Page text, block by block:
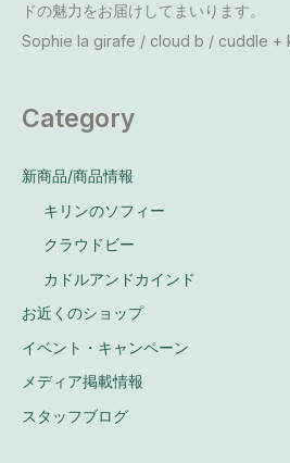
ドの魅力をお届けしてまいります。
Sophie la girafe / cloud b / cuddle +
Category
新商品/商品情報
キリンのソフィー
クラウドビー
カドルアンドカインド
お近くのショップ
イベント・キャンペーン
メディア掲載情報
スタッフブログ